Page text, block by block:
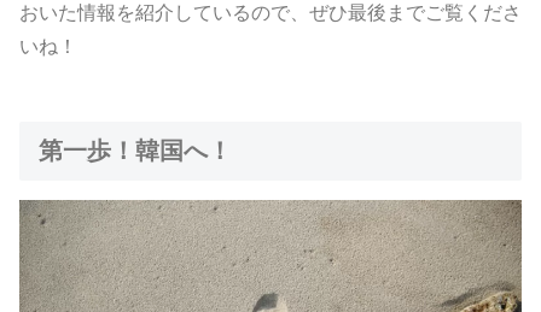
おいた情報を紹介しているので、ぜひ最後までご覧くださ
いね！
第一歩！韓国へ！